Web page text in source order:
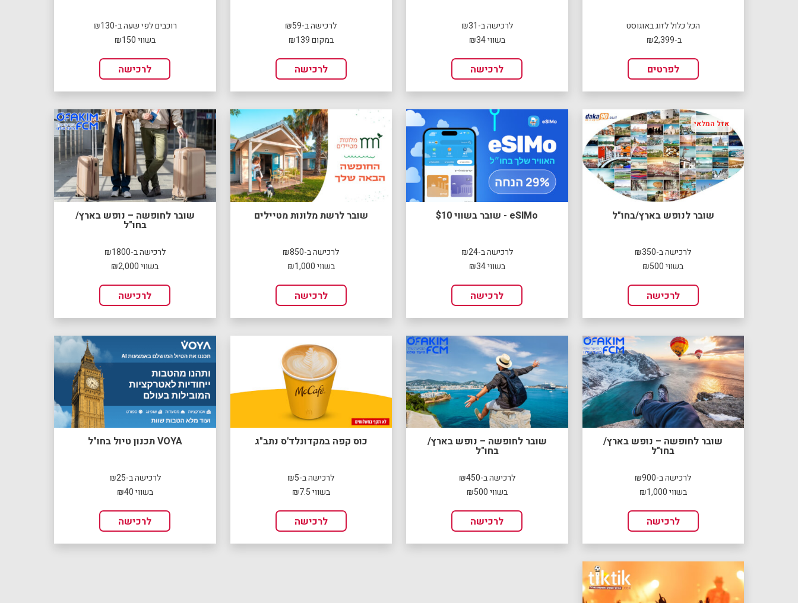
הכל כלול לזוג באוגוסט
ב-₪2,399
לפרטים
לרכישה ב-₪31
בשווי ₪34
לרכישה
לרכישה ב-₪59
במקום ₪139
לרכישה
רוכבים לפי שעה ב-₪130
בשווי ₪150
לרכישה
שובר לנופש בארץ/בחו"ל
לרכישה ב-₪350
בשווי ₪500
לרכישה
אזל המלאי
eSIMo - שובר בשווי $10
לרכישה ב-₪24
בשווי ₪34
לרכישה
שובר לרשת מלונות מטיילים
לרכישה ב-₪850
בשווי ₪1,000
לרכישה
שובר לחופשה – נופש בארץ/
בחו"ל
לרכישה ב-₪1800
בשווי ₪2,000
לרכישה
שובר לחופשה – נופש בארץ/
בחו"ל
לרכישה ב-₪900
בשווי ₪1,000
לרכישה
שובר לחופשה – נופש בארץ/
בחו"ל
לרכישה ב-₪450
בשווי ₪500
לרכישה
כוס קפה במקדונלד'ס נתב"ג
לרכישה ב-₪5
בשווי ₪7.5
לרכישה
VOYA תכנון טיול בחו"ל
לרכישה ב-₪25
בשווי ₪40
לרכישה